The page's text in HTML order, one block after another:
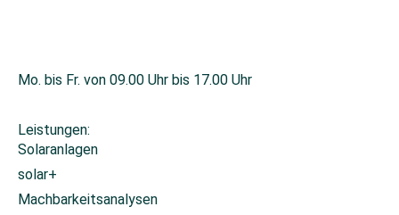
Mo. bis Fr. von 09.00 Uhr bis 17.00 Uhr
Leistungen:
Solaranlagen
solar+
Machbarkeitsanalysen